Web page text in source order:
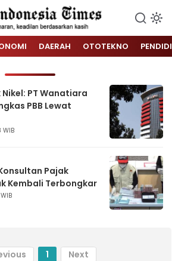
DAERAH OTOTEKNO
PT Wanatiara
PBB Lewat
WIB
Pajak
Kembali Terbongkar
1 Next